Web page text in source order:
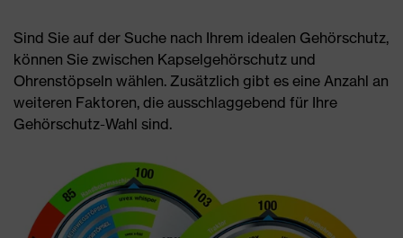
Sind Sie auf der Suche nach Ihrem idealen Gehörschutz,
können Sie zwischen Kapselgehörschutz und
Ohrenstöpseln wählen. Zusätzlich gibt es eine Anzahl an
weiteren Faktoren, die ausschlaggebend für Ihre
Gehörschutz-Wahl sind.